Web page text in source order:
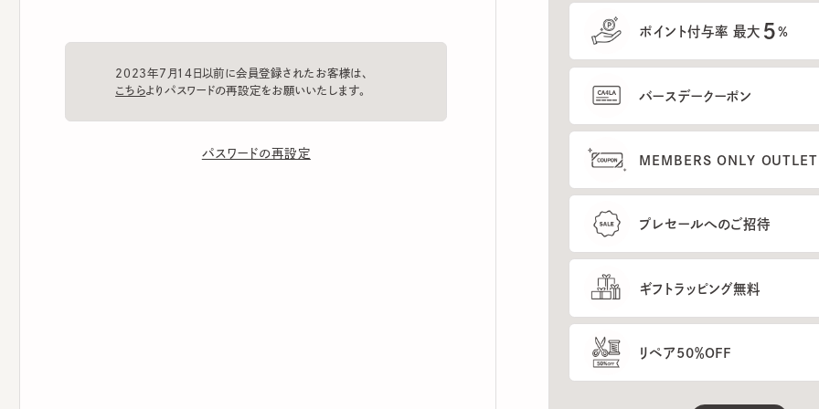
2023年7月14日以前に会員登録されたお客様は、
パスワードの再設定
ポイント付与率 最大 %
バースデークーポン
MEMBERS ONLY OUTLETのご
プレセールへのご招待
ギフトラッピング無料
リペア50％OFF